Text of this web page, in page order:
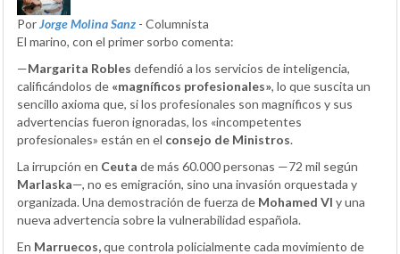
PorJorge Molina Sanz - Columnista
El marino, con el primer sorbo comenta:
—Margarita Robles defendió a los servicios de inteligencia,
calificándolos de «magníficos profesionales», lo que suscita un
sencillo axioma que, si los profesionales son magníficos y sus
advertencias fueron ignoradas, los «incompetentes
profesionales» están en el consejo de Ministros.
La irrupción en Ceuta de más 60.000 personas —72 mil según
Marlaska—, no es emigración, sino una invasión orquestada y
organizada. Una demostración de fuerza de Mohamed VI y una
nueva advertencia sobre la vulnerabilidad española.
En Marruecos,que controla policialmente cada movimiento de